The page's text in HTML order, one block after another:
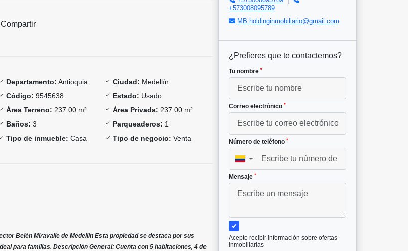
Compartir
Departamento: Antioquia Ciudad: Medellín
Código: 9545638 Estado: Usado
Área Terreno: 237.00 m² Área Privada: 237.00 m²
Baños: 3 Parqueaderos: 1
Tipo de inmueble: Casa Tipo de negocio: Venta
Belén Miravalle de Medellín Esta propiedad se destaca por sus
para familias. Descripción General: Cuenta con 5 habitaciones, 4 de
+573008095789
MB.holdinginmobiliario@gmail.com
¿Prefieres que te contactemos?
Tu nombre *
Correo electrónico *
Número de teléfono *
▼
Mensaje *
Acepto recibir información sobre ofertas
inmobiliarias